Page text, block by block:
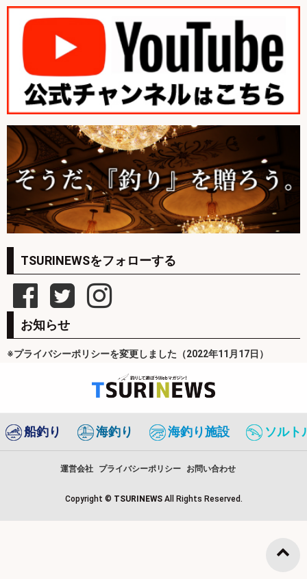
TSURINEWSをフォローする
お知らせ
※プライバシーポリシーを変更しました（2022年11月17日）
船釣り 海釣り 海釣り施設 ソルト
運営会社 プライバシーポリシー お問い合わせ
Copyright © TSURINEWS All Rights Reserved.